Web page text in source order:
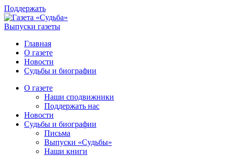
Поддержать
Выпуски газеты
Главная
О газете
Новости
Судьбы и биографии
О газете
Наши сподвижники
Поддержать нас
Новости
Судьбы и биографии
Письма
Выпуски «Судьбы»
Наши книги